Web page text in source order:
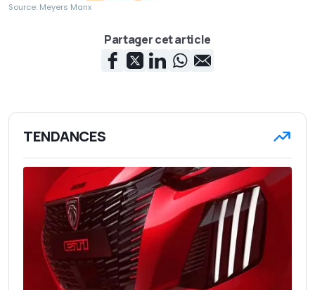
Source: Meyers Manx
Partager cet article
TENDANCES